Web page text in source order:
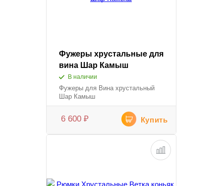
Фужеры хрустальные для
вина Шар Камыш
В наличии
Фужеры для Вина хрустальный
Шар Камыш
6 600 ₽ Купить